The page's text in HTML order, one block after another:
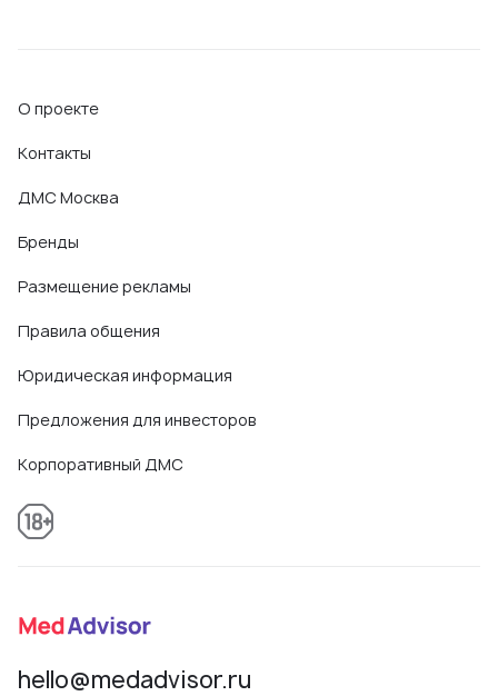
О проекте
Контакты
ДМС Москва
Бренды
Размещение рекламы
Правила общения
Юридическая информация
Предложения для инвесторов
Корпоративный ДМС
hello@medadvisor.ru